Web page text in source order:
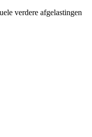
verdere afgelastingen